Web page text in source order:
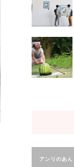
アンリのあ